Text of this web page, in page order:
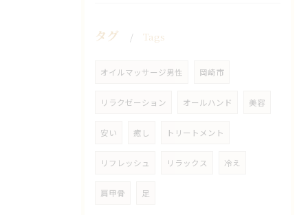
タグ Tags
オイルマッサージ男性 岡崎市
リラクゼーション オールハンド 美容
安い 癒し トリートメント
リフレッシュ リラックス 冷え
肩甲骨 足